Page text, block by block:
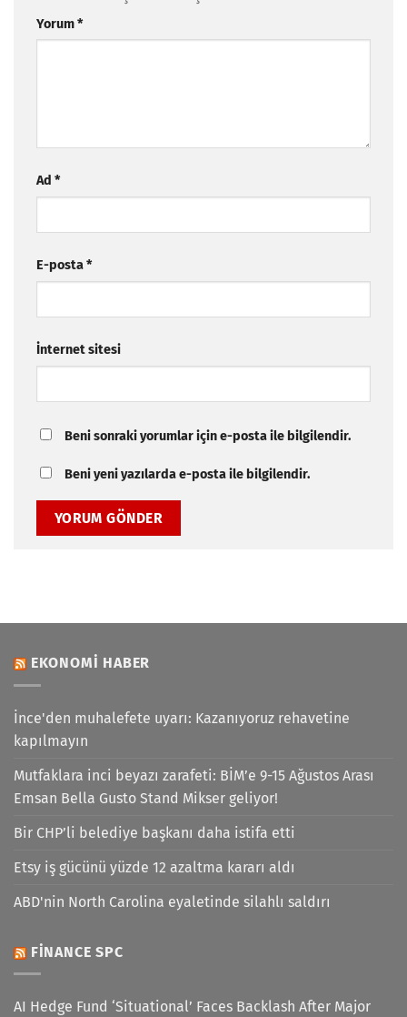
Yorum*
Ad *
E-posta*
İnternet sitesi
Beni sonraki yorumlar için e-posta ile bilgilendir.
Beni yeni yazılarda e-posta ile bilgilendir.
EKONOMI HABER
İnce'den muhalefete uyarı: Kazanıyoruz rehavetine
kapılmayın
Mutfaklara inci beyazı zarafeti: BİM’e 9-15 Ağustos Arası
Emsan Bella Gusto Stand Mikser geliyor!
Bir CHP’li belediye başkanı daha istifa etti
Etsy iş gücünü yüzde 12 azaltma kararı aldı
ABD'nin North Carolina eyaletinde silahlı saldırı
FINANCE SPC
AI Hedge Fund ‘Situational’ Faces Backlash After Major